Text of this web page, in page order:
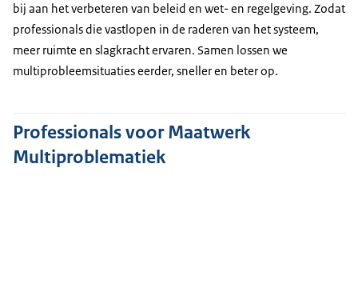
bij aan het verbeteren van beleid en wet- en regelgeving. Zodat
professionals die vastlopen in de raderen van het systeem,
meer ruimte en slagkracht ervaren. Samen lossen we
multiprobleemsituaties eerder, sneller en beter op.
Professionals voor Maatwerk
Multiproblematiek